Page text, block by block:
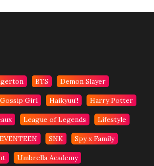
BTS Demon Slayer
Gossip Girl Haikyuu!! Harry Potter
League of Legends Lifestyle
SNK Spy x Family
Umbrella Academy